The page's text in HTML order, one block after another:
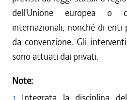
dell'Unione europea o
internazionali, nonché di enti
da convenzione. Gli
sono attuati dai privati.
Note: